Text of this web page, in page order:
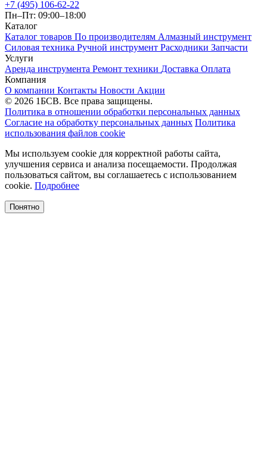
+7 (495) 106-62-22
Пн–Пт: 09:00–18:00
Каталог
Каталог товаров По производителям Алмазный инструмент
Силовая техника Ручной инструмент Расходники Запчасти
Услуги
Аренда инструмента Ремонт техники Доставка Оплата
Компания
О компании Контакты Новости Акции
© 2026 1БСВ. Все права защищены.
Политика в отношении обработки персональных данных
Согласие на обработку персональных данных Политика
использования файлов cookie
Мы используем cookie для корректной работы сайта,
улучшения сервиса и анализа посещаемости. Продолжая
пользоваться сайтом, вы соглашаетесь с использованием
cookie. Подробнее
Понятно